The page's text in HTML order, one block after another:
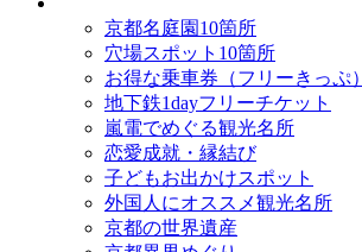
京都名庭園10箇所
穴場スポット10箇所
お得な乗車券（フリーきっぷ）
地下鉄1dayフリーチケット
嵐電でめぐる観光名所
恋愛成就・縁結び
子どもお出かけスポット
外国人にオススメ観光名所
京都の世界遺産